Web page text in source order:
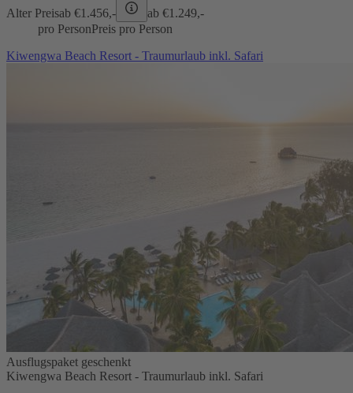
Alter Preisab €1.456,- ab €1.249,-
pro PersonPreis pro Person
Kiwengwa Beach Resort - Traumurlaub inkl. Safari
Ausflugspaket geschenkt
Kiwengwa Beach Resort - Traumurlaub inkl. Safari